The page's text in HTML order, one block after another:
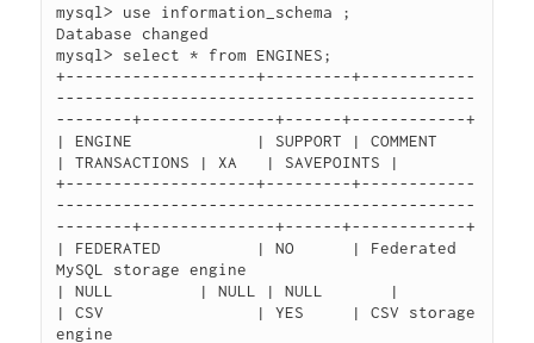
mysql> use information_schema ;
Database changed
mysql> select * from ENGINES;
+--------------------+---------+------------
--------------------------------------------
--------+--------------+------+------------+
| ENGINE             | SUPPORT | COMMENT
| TRANSACTIONS | XA   | SAVEPOINTS |
+--------------------+---------+------------
--------------------------------------------
--------+--------------+------+------------+
| FEDERATED          | NO      | Federated
MySQL storage engine
| NULL         | NULL | NULL       |
| CSV                | YES     | CSV storage
engine